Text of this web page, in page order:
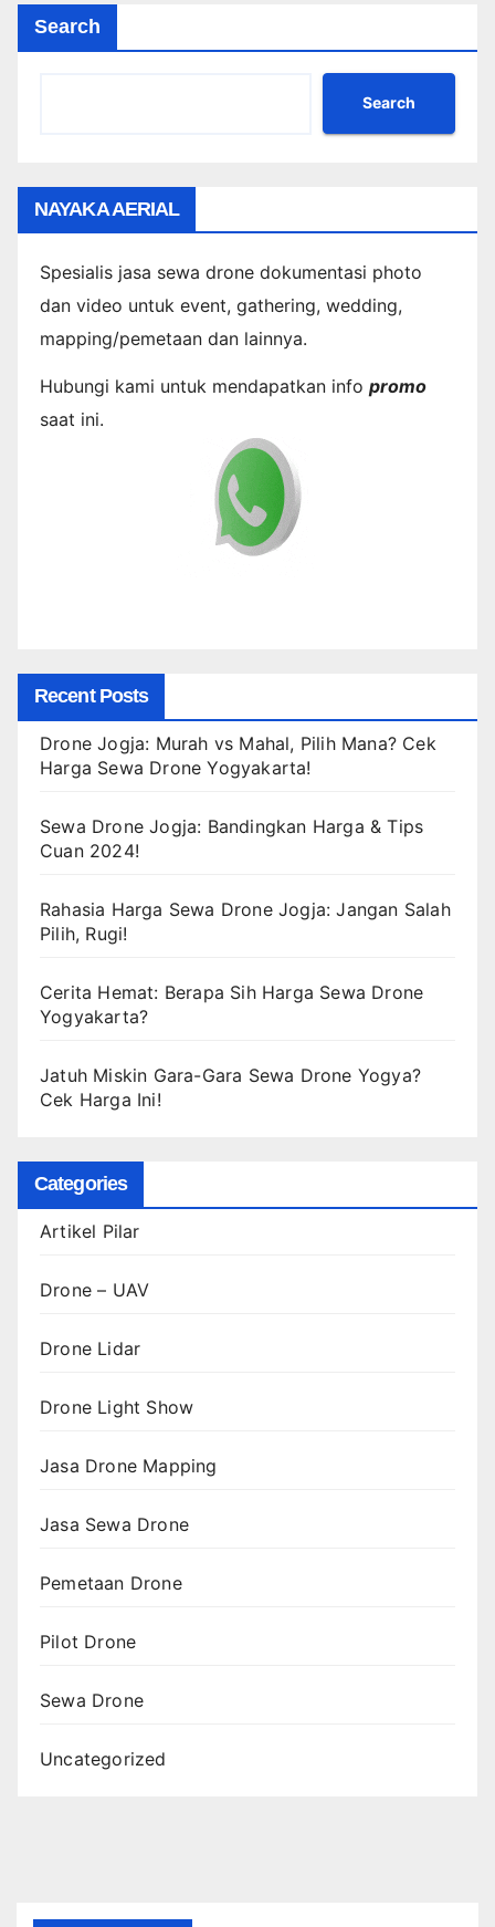
Search
Search
NAYAKA AERIAL
Spesialis jasa sewa drone dokumentasi photo
dan video untuk event, gathering, wedding,
mapping/pemetaan dan lainnya.
Hubungi kami untuk mendapatkan info promo
saat ini.
Recent Posts
Drone Jogja: Murah vs Mahal, Pilih Mana? Cek
Harga Sewa Drone Yogyakarta!
Sewa Drone Jogja: Bandingkan Harga & Tips
Cuan 2024!
Rahasia Harga Sewa Drone Jogja: Jangan Salah
Pilih, Rugi!
Cerita Hemat: Berapa Sih Harga Sewa Drone
Yogyakarta?
Jatuh Miskin Gara-Gara Sewa Drone Yogya?
Cek Harga Ini!
Categories
Artikel Pilar
Drone – UAV
Drone Lidar
Drone Light Show
Jasa Drone Mapping
Jasa Sewa Drone
Pemetaan Drone
Pilot Drone
Sewa Drone
Uncategorized